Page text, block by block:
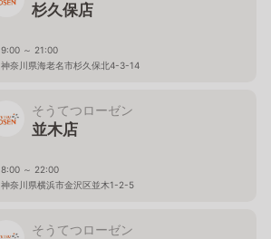
杉久保店
9:00 ～ 21:00
神奈川県海老名市杉久保北4-3-14
そうてつローゼン
並木店
8:00 ～ 22:00
神奈川県横浜市金沢区並木1-2-5
そうてつローゼン